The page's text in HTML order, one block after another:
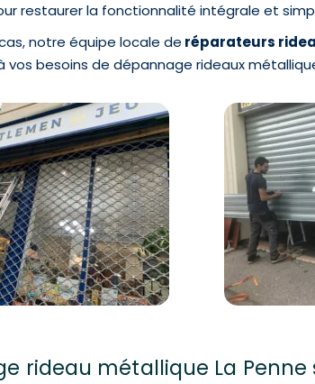
restaurer la fonctionnalité intégrale et
notre équipe locale de réparateurs
besoins de dépannage rideaux
rideau métallique La Penne